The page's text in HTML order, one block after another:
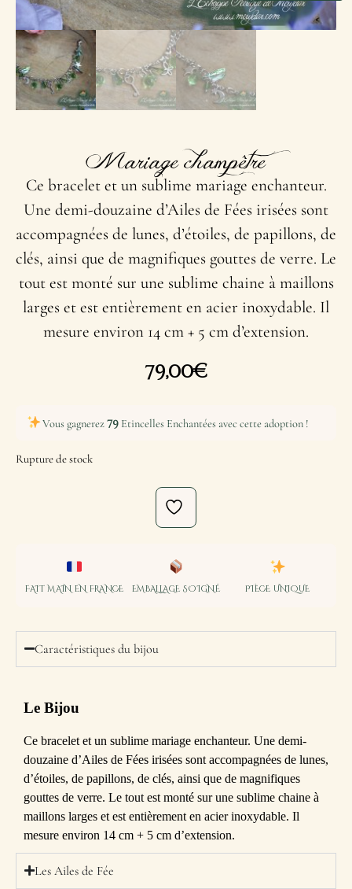
Mariage champêtre
Ce bracelet et un sublime mariage enchanteur.
Une demi-douzaine d’Ailes de Fées irisées sont
accompagnées de lunes, d’étoiles, de papillons, de
clés, ainsi que de magnifiques gouttes de verre. Le
tout est monté sur une sublime chaine à maillons
larges et est entièrement en acier inoxydable. Il
mesure environ 14 cm + 5 cm d’extension.
79,00€
Vous gagnerez79Etincelles Enchantées avec cette adoption !
Rupture de stock
FAIT MAIN EN FRANCE EMBALLAGE SOIGNÉ PIÈCE UNIQUE
Caractéristiques du bijou
Le Bijou
Ce bracelet et un sublime mariage enchanteur. Une demi-
douzaine d’Ailes de Fées irisées sont accompagnées de lunes,
d’étoiles, de papillons, de clés, ainsi que de magnifiques
gouttes de verre. Le tout est monté sur une sublime chaine à
maillons larges et est entièrement en acier inoxydable. Il
mesure environ 14 cm + 5 cm d’extension.
Les Ailes de Fée